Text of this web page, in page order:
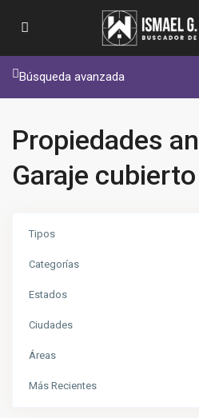
Búsqueda avanzada
Propiedades
Garaje cubierto
Tipos
Categorías
Estados
Ciudades
Áreas
Más Recientes